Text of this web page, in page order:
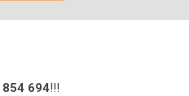
854 694!!!